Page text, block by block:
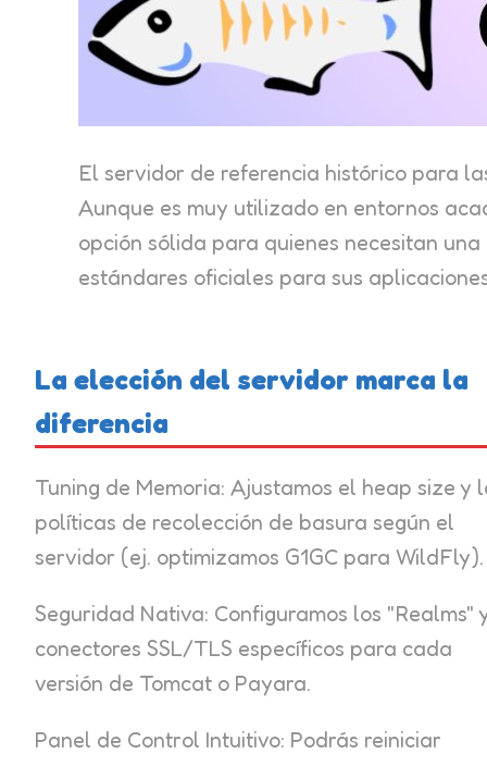
El servidor de referencia histórico para
Aunque es muy utilizado en entornos
opción sólida para quienes necesitan
estándares oficiales para sus
La elección del servidor marca la
diferencia
Tuning de Memoria: Ajustamos el heap size y
políticas de recolección de basura según el
servidor (ej. optimizamos G1GC para WildFly).
Seguridad Nativa: Configuramos los "Realms"
conectores SSL/TLS específicos para cada
versión de Tomcat o Payara.
Panel de Control Intuitivo: Podrás reiniciar